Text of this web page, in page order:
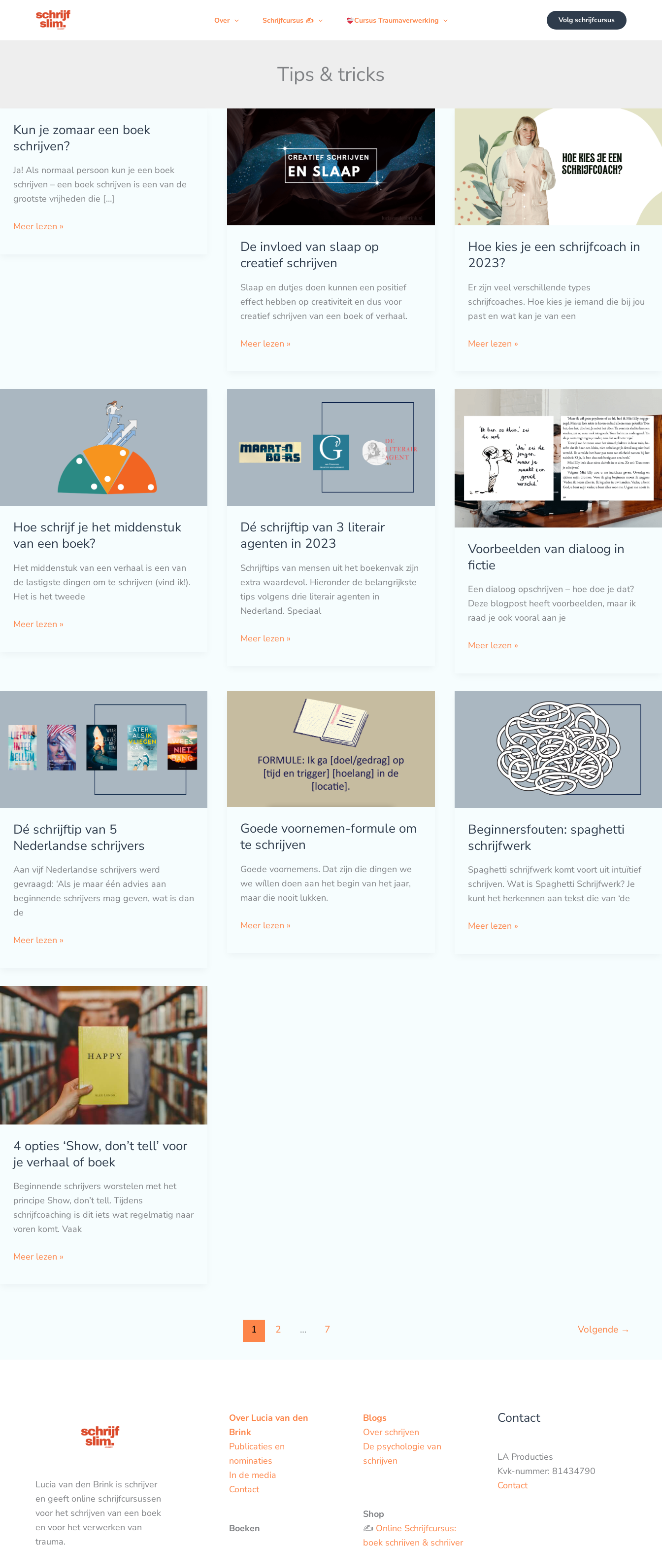
Over Schrijfcursus ✍️ Cursus Traumaverwerking Volg schrijfcursus
Tips & tricks
Kun je zomaar een boek
schrijven?
Ja! Als normaal persoon kun je een boek
schrijven – een boek schrijven is een van de
grootste vrijheden die […]
Kun
je
zomaar
een
boek
schrijven?
Meer lezen »
De invloed van slaap op
creatief schrijven
Slaap en dutjes doen kunnen een positief
effect hebben op creativiteit en dus voor
creatief schrijven van een boek of verhaal.
De
invloed
van
slaap
op
creatief
schrijven
Meer lezen »
Hoe kies je een schrijfcoach in
2023?
Er zijn veel verschillende types
schrijfcoaches. Hoe kies je iemand die bij jou
past en wat kan je van een
een
schrijfcoach
in
2023?
Meer lezen »
Hoe schrijf je het middenstuk
van een boek?
Het middenstuk van een verhaal is een van
de lastigste dingen om te schrijven (vind ik!).
Het is het tweede
Meer lezen »
Dé schrijftip van 3 literair
agenten in 2023
Schrijftips van mensen uit het boekenvak zijn
extra waardevol. Hieronder de belangrijkste
tips volgens drie literair agenten in
Nederland. Speciaal
literair
agenten
Meer lezen »
Voorbeelden van dialoog in
fictie
Een dialoog opschrijven – hoe doe je dat?
Deze blogpost heeft voorbeelden, maar ik
raad je ook vooral aan je
dialoog
fictie
Meer lezen »
Dé schrijftip van 5
Nederlandse schrijvers
Aan vijf Nederlandse schrijvers werd
gevraagd: ‘Als je maar één advies aan
beginnende schrijvers mag geven, wat is dan
de
van
5
Nederlandse
schrijvers
Meer lezen »
Goede voornemen-formule om
te schrijven
Goede voornemens. Dat zijn die dingen we
we wíllen doen aan het begin van het jaar,
maar die nooit lukken.
schrijven
Meer lezen »
Beginnersfouten: spaghetti
schrijfwerk
Spaghetti schrijfwerk komt voort uit intuïtief
schrijven. Wat is Spaghetti Schrijfwerk? Je
kunt het herkennen aan tekst die van ‘de
schrijfwerk
Meer lezen »
4 opties ‘Show, don’t tell’ voor
je verhaal of boek
Beginnende schrijvers worstelen met het
principe Show, don’t tell. Tijdens
schrijfcoaching is dit iets wat regelmatig naar
voren komt. Vaak
4
opties
‘Show,
don’t
tell’
voor
je
verhaal
of
boek
Meer lezen »
1 2 … 7 Volgende →
Lucia van den Brink is schrijver
en geeft online schrijfcursussen
voor het schrijven van een boek
en voor het verwerken van
trauma.
Over Lucia van den
Brink
Publicaties en
nominaties
In de media
Contact
Boeken
Blogs
Over schrijven
De psychologie van
schrijven
Shop
✍️ Online Schrijfcursus:
boek schrijven & schrijver
Contact
LA Producties
Kvk-nummer: 81434790
Contact